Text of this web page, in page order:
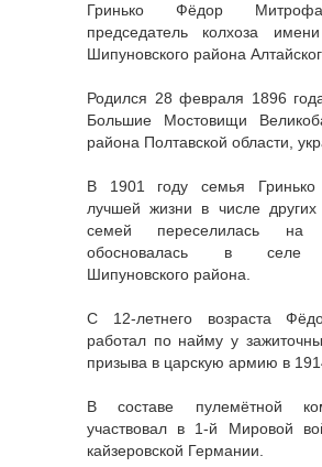
Гринько Фёдор
председатель колхоза
Шипуновского района
Родился 28 февраля 1896
Большие Мостовищи
района Полтавской области,
В 1901 году семья Гринько
лучшей жизни в числе других
семей переселилась
обосновалась в селе
Шипуновского района.
С 12-летнего возраста
работал по найму у
призыва в царскую армию в
В составе пулемётной
участвовал в 1-й Мировой
кайзеровской Германии.